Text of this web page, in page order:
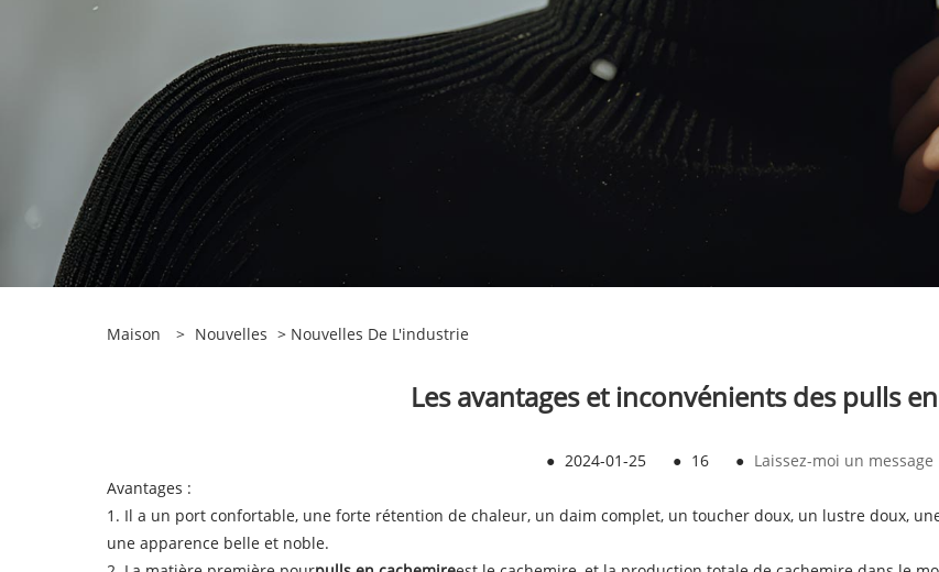
Maison > Nouvelles > Nouvelles De L'industrie
Les avantages et inconvénients des pulls
● 2024-01-25 ● 16 ● Laissez-moi un message
Avantages :
1. Il a un port confortable, une forte rétention de chaleur, un daim complet, un toucher doux, un lustre doux,
une apparence belle et noble.